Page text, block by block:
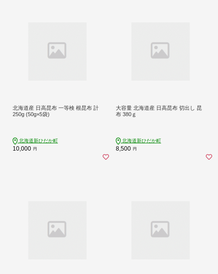
北海道産 日高昆布 一等検 根昆布 計
250g (50g×5袋)
北海道新ひだか町
10,000 円
大容量 北海道産 日高昆布 切出し 昆
布 380ｇ
北海道新ひだか町
8,500 円